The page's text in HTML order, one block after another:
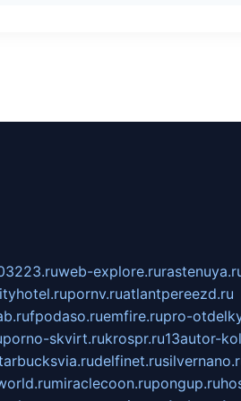
web-explore.ru
pornv.ruatlantpereezd.ru
fpodaso.ruemfire.rupro-
porno-skvirt.rukrospr.ru13autor-
delfinet.ru
miraclecoon.rupongup.ru